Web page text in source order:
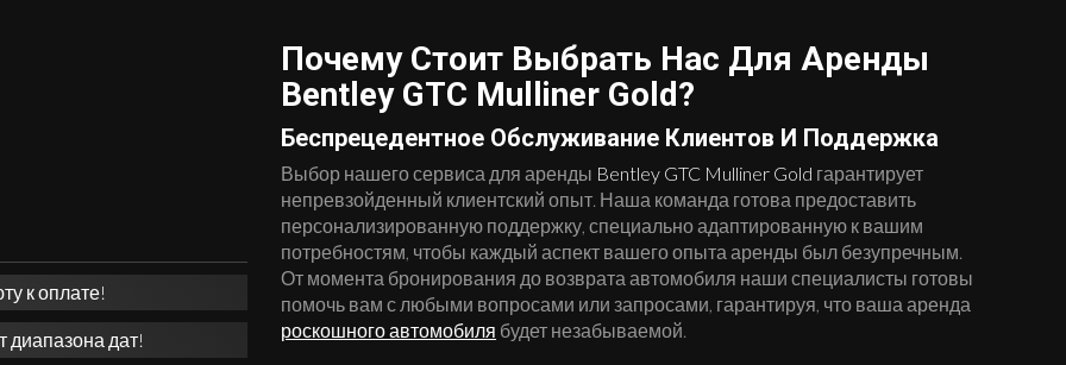
к оплате!
диапазона дат!
Почему Стоит Выбрать Нас Для Аренды
Bentley GTC Mulliner Gold?
Беспрецедентное Обслуживание Клиентов И Поддержка
Выбор нашего сервиса для аренды Bentley GTC Mulliner Gold гарантирует
непревзойденный клиентский опыт. Наша команда готова предоставить
персонализированную поддержку, специально адаптированную к вашим
потребностям, чтобы каждый аспект вашего опыта аренды был безупречным.
От момента бронирования до возврата автомобиля наши специалисты готовы
помочь вам с любыми вопросами или запросами, гарантируя, что ваша аренда
роскошного автомобиля будет незабываемой.